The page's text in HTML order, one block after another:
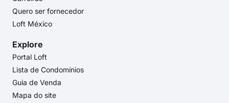
Quero ser fornecedor
Loft México
Explore
Portal Loft
Lista de Condomínios
Guia de Venda
Mapa do site